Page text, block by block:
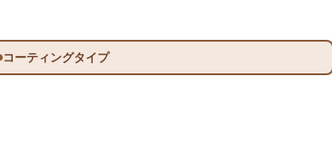
コーティングタイプ